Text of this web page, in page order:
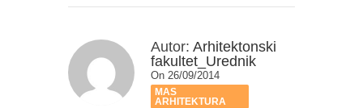
Autor: Arhitektonski
fakultet_Urednik
On 26/09/2014
MAS
ARHITEKTURA